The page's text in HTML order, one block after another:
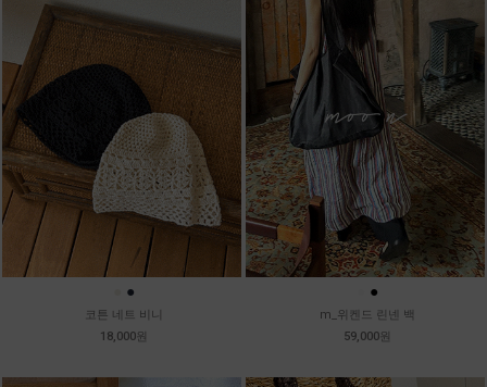
●
코튼 네트 비니
18,000원
●
m_위켄드 린넨 백
59,000원